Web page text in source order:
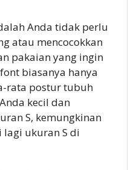
Anda tidak perlu
atau mencocokkan
pakaian yang ingin
biasanya hanya
rata postur tubuh
kecil dan
S, kemungkinan
lagi ukuran S di